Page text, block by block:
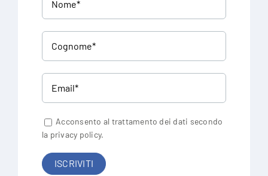
Acconsento al trattamento dei dati secondo
la privacy policy.